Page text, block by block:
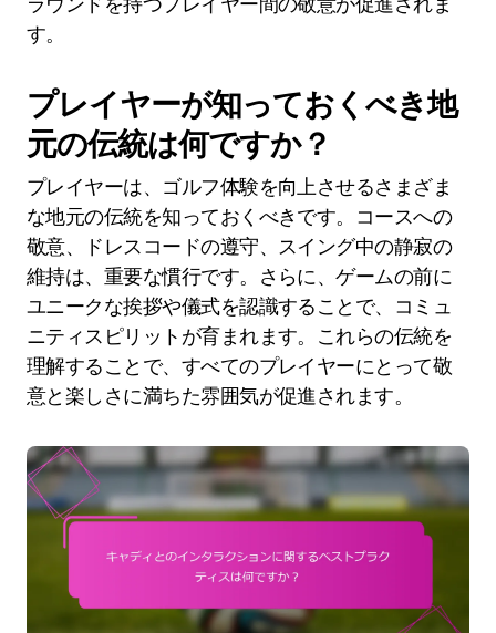
す。
プレイヤーが知っておくべき地
元の伝統は何ですか？
プレイヤーは、ゴルフ体験を向上させるさまざま
な地元の伝統を知っておくべきです。コースへの
敬意、ドレスコードの遵守、スイング中の静寂の
維持は、重要な慣行です。さらに、ゲームの前に
ユニークな挨拶や儀式を認識することで、コミュ
ニティスピリットが育まれます。これらの伝統を
理解することで、すべてのプレイヤーにとって敬
意と楽しさに満ちた雰囲気が促進されます。